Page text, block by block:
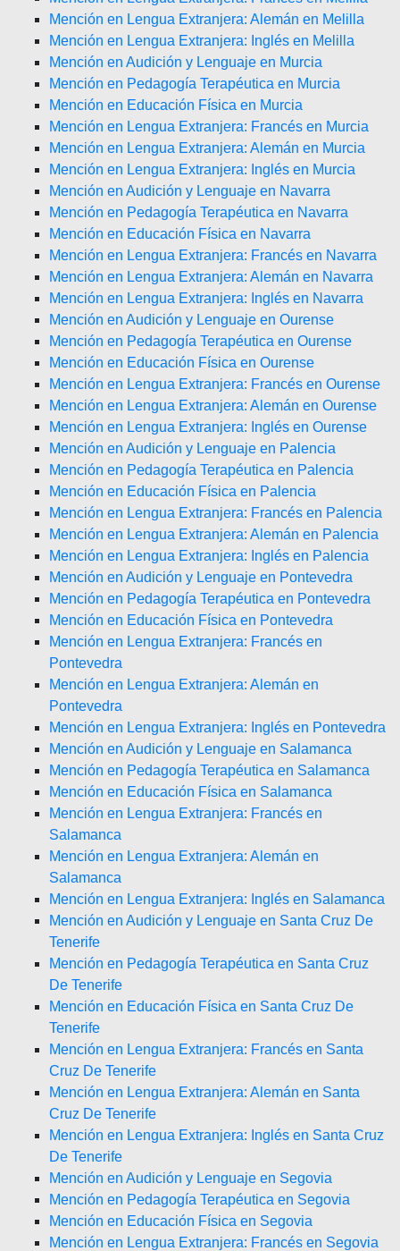
Mención en Lengua Extranjera: Alemán en Melilla
Mención en Lengua Extranjera: Inglés en Melilla
Mención en Audición y Lenguaje en Murcia
Mención en Pedagogía Terapéutica en Murcia
Mención en Educación Física en Murcia
Mención en Lengua Extranjera: Francés en Murcia
Mención en Lengua Extranjera: Alemán en Murcia
Mención en Lengua Extranjera: Inglés en Murcia
Mención en Audición y Lenguaje en Navarra
Mención en Pedagogía Terapéutica en Navarra
Mención en Educación Física en Navarra
Mención en Lengua Extranjera: Francés en Navarra
Mención en Lengua Extranjera: Alemán en Navarra
Mención en Lengua Extranjera: Inglés en Navarra
Mención en Audición y Lenguaje en Ourense
Mención en Pedagogía Terapéutica en Ourense
Mención en Educación Física en Ourense
Mención en Lengua Extranjera: Francés en Ourense
Mención en Lengua Extranjera: Alemán en Ourense
Mención en Lengua Extranjera: Inglés en Ourense
Mención en Audición y Lenguaje en Palencia
Mención en Pedagogía Terapéutica en Palencia
Mención en Educación Física en Palencia
Mención en Lengua Extranjera: Francés en Palencia
Mención en Lengua Extranjera: Alemán en Palencia
Mención en Lengua Extranjera: Inglés en Palencia
Mención en Audición y Lenguaje en Pontevedra
Mención en Pedagogía Terapéutica en Pontevedra
Mención en Educación Física en Pontevedra
Mención en Lengua Extranjera: Francés en
Pontevedra
Mención en Lengua Extranjera: Alemán en
Pontevedra
Mención en Lengua Extranjera: Inglés en Pontevedra
Mención en Audición y Lenguaje en Salamanca
Mención en Pedagogía Terapéutica en Salamanca
Mención en Educación Física en Salamanca
Mención en Lengua Extranjera: Francés en
Salamanca
Mención en Lengua Extranjera: Alemán en
Salamanca
Mención en Lengua Extranjera: Inglés en Salamanca
Mención en Audición y Lenguaje en Santa Cruz De
Tenerife
Mención en Pedagogía Terapéutica en Santa Cruz
De Tenerife
Mención en Educación Física en Santa Cruz De
Tenerife
Mención en Lengua Extranjera: Francés en Santa
Cruz De Tenerife
Mención en Lengua Extranjera: Alemán en Santa
Cruz De Tenerife
Mención en Lengua Extranjera: Inglés en Santa Cruz
De Tenerife
Mención en Audición y Lenguaje en Segovia
Mención en Pedagogía Terapéutica en Segovia
Mención en Educación Física en Segovia
Mención en Lengua Extranjera: Francés en Segovia